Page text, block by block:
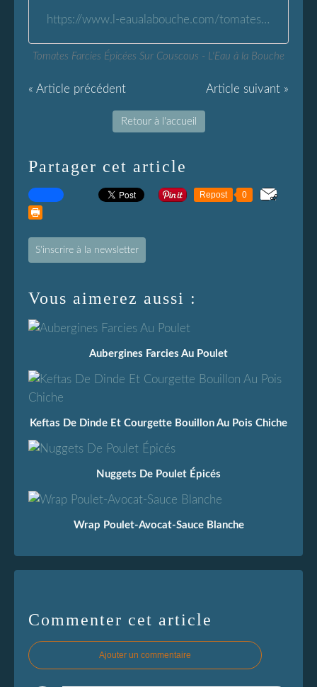
https://www.l-eaualabouche.com/tomates-farcies-epicees-sur-couscous.html
Tomates Farcies Épicées Sur Couscous - L'Eau à la Bouche
« Article précédent Article suivant »
Retour à l'accueil
Partager cet article
Repost 0
S'inscrire à la newsletter
Vous aimerez aussi :
Aubergines Farcies Au Poulet
Keftas De Dinde Et Courgette Bouillon Au Pois Chiche
Nuggets De Poulet Épicés
Wrap Poulet-Avocat-Sauce Blanche
Commenter cet article
Ajouter un commentaire